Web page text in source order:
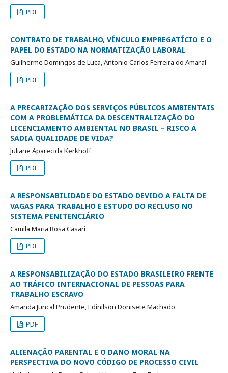
PDF
CONTRATO DE TRABALHO, VÍNCULO EMPREGATÍCIO E O
PAPEL DO ESTADO NA NORMATIZAÇÃO LABORAL
Guilherme Domingos de Luca, Antonio Carlos Ferreira do Amaral
PDF
A PRECARIZAÇÃO DOS SERVIÇOS PÚBLICOS AMBIENTAIS
COM A PROBLEMÁTICA DA DESCENTRALIZAÇÃO DO
LICENCIAMENTO AMBIENTAL NO BRASIL – RISCO A
SADIA QUALIDADE DE VIDA?
Juliane Aparecida Kerkhoff
PDF
A RESPONSABILIDADE DO ESTADO DEVIDO A FALTA DE
VAGAS PARA TRABALHO E ESTUDO DO RECLUSO NO
SISTEMA PENITENCIÁRIO
Camila Maria Rosa Casari
PDF
A RESPONSABILIZAÇÃO DO ESTADO BRASILEIRO FRENTE
AO TRÁFICO INTERNACIONAL DE PESSOAS PARA
TRABALHO ESCRAVO
Amanda Juncal Prudente, Edinilson Donisete Machado
PDF
ALIENAÇÃO PARENTAL E O DANO MORAL NA
PERSPECTIVA DO NOVO CÓDIGO DE PROCESSO CIVIL